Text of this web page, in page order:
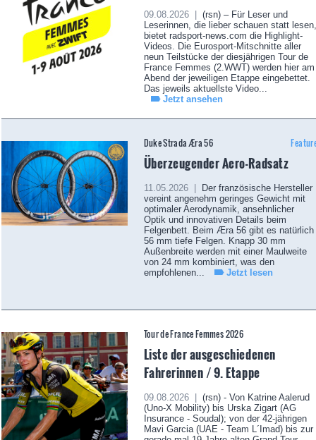
09.08.2026 |
(rsn) – Für Leser und
Leserinnen, die lieber schauen statt lesen,
bietet radsport-news.com die Highlight-
Videos. Die Eurosport-Mitschnitte aller
neun Teilstücke der diesjährigen Tour de
France Femmes (2.WWT) werden hier am
Abend der jeweiligen Etappe eingebettet.
Das jeweils aktuellste Video...
Jetzt ansehen
Duke Strada Æra 56
Überzeugender Aero-Radsatz
11.05.2026 |
Der französische Hersteller
vereint angenehm geringes Gewicht mit
optimaler Aerodynamik, ansehnlicher
Optik und innovativen Details beim
Felgenbett. Beim Æra 56 gibt es natürlich
56 mm tiefe Felgen. Knapp 30 mm
Außenbreite werden mit einer Maulweite
von 24 mm kombiniert, was den
empfohlenen...
Jetzt lesen
Tour de France Femmes 2026
Liste der ausgeschiedenen
Fahrerinnen / 9. Etappe
09.08.2026 |
(rsn) - Von Katrine Aalerud
(Uno-X Mobility) bis Urska Zigart (AG
Insurance - Soudal); von der 42-jährigen
Mavi Garcia (UAE - Team L´Imad) bis zur